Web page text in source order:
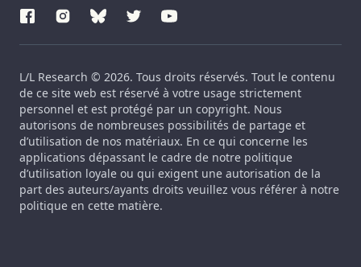
L/L Research © 2026. Tous droits réservés. Tout le contenu
de ce site web est réservé à votre usage strictement
personnel et est protégé par un copyright. Nous
autorisons de nombreuses possibilités de partage et
d’utilisation de nos matériaux. En ce qui concerne les
applications dépassant le cadre de notre politique
d’utilisation loyale ou qui exigent une autorisation de la
part des auteurs/ayants droits veuillez vous référer à notre
politique en cette matière.